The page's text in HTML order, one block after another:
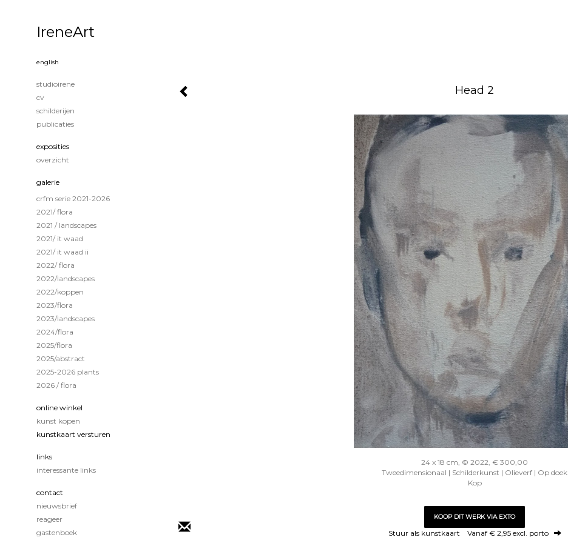
Head 2
24 x 18 cm, © 2022, € 300,00
Tweedimensionaal | Schilderkunst | Olieverf | Op doek
Kop
KOOP DIT WERK VIA EXTO
Stuur als kunstkaart Vanaf € 2,95 excl. porto
IreneArt
english
studioirene
cv
schilderijen
publicaties
exposities
overzicht
galerie
crfm serie 2021-2026
2021/ flora
2021 / landscapes
2021/ it waad
2021/ it waad ii
2022/ flora
2022/landscapes
2022/koppen
2023/flora
2023/landscapes
2024/flora
2025/flora
2025/abstract
2025-2026 plants
2026 / flora
online winkel
kunst kopen
kunstkaart versturen
links
interessante links
contact
nieuwsbrief
reageer
gastenboek